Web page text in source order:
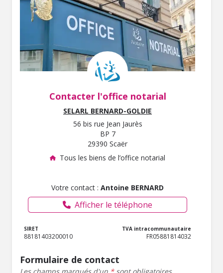
Contacter l'office notarial
SELARL BERNARD-GOLDIE
56 bis rue Jean Jaurès
BP 7
29390 Scaër
Tous les biens de l’office notarial
Votre contact : Antoine BERNARD
Afficher le téléphone
SIRET
88181403200010
TVA intracommunautaire
FR05881814032
Formulaire de contact